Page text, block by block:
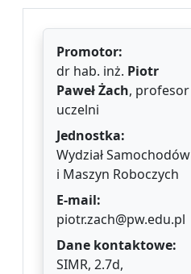
Promotor:
dr hab. inż. Piotr
Paweł Żach, profesor
uczelni
Jednostka:
Wydział Samochodów
i Maszyn Roboczych
E-mail:
piotr.zach@pw.edu.pl
Dane kontaktowe:
SIMR, 2.7d,